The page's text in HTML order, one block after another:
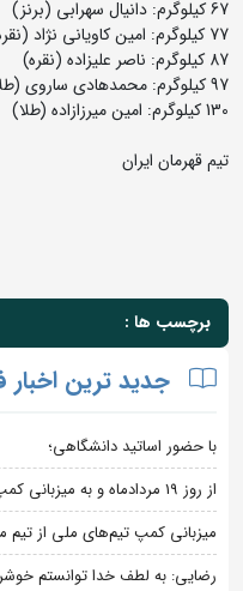
67 کیلوگرم: دانیال سهرابی (برنز)
77 کیلوگرم: امین کاویانی نژاد (نقره)
87 کیلوگرم: ناصر علیزاده (نقره)
97 کیلوگرم: محمدهادی ساروی (طلا)
130 کیلوگرم: امین میرزازاده (طلا)
تیم قهرمان ایران
برچسب ها :
جدید ترین اخبار
با حضور اساتید دانشگاهی؛
از روز 19 مردادماه و به میزبانی کمپ تیم های ملی؛
میزبانی کمپ تیم‌های ملی از تیم
رضایی: به لطف خدا توانستم